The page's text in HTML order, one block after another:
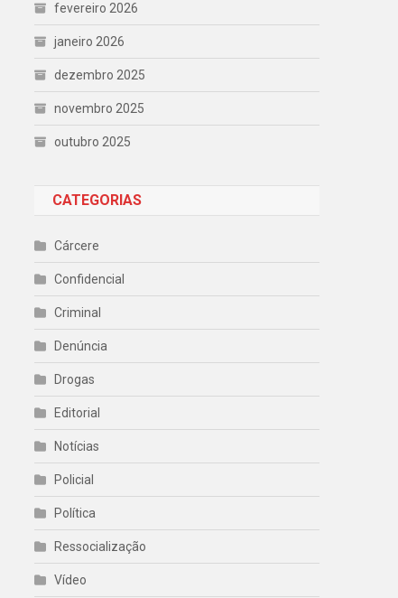
fevereiro 2026
janeiro 2026
dezembro 2025
novembro 2025
outubro 2025
CATEGORIAS
Cárcere
Confidencial
Criminal
Denúncia
Drogas
Editorial
Notícias
Policial
Política
Ressocialização
Vídeo